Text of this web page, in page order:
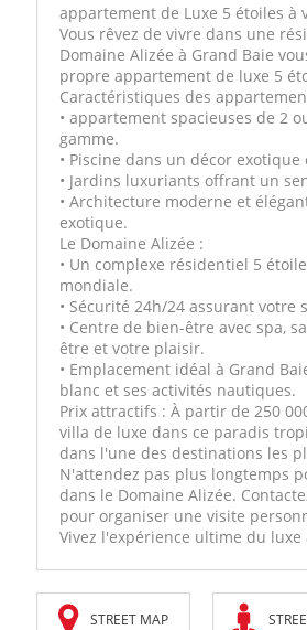
appartement de Luxe 5 étoiles à
Vous rêvez de vivre dans une
Domaine Alizée à Grand Baie
propre appartement de luxe 5
Caractéristiques des
• appartement spacieuses de 2
gamme.
• Piscine dans un décor
• Jardins luxuriants offrant un
• Architecture moderne et
exotique.
Le Domaine Alizée :
• Un complexe résidentiel 5
mondiale.
• Sécurité 24h/24 assurant
• Centre de bien-être avec spa,
être et votre plaisir.
• Emplacement idéal à Grand
blanc et ses activités nautiques.
Prix attractifs : À partir de 250
villa de luxe dans ce paradis
dans l'une des destinations les
N'attendez pas plus longtemps
dans le Domaine Alizée.
pour organiser une visite
Vivez l'expérience ultime du luxe
STREET MAP